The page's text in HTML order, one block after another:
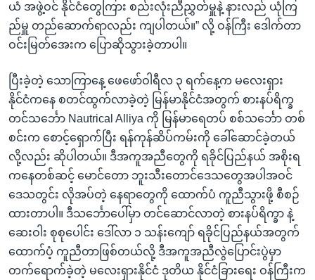
ယံ အဖွဲ့ဝင် နိုင်ငံတွေကြား စည်းလုံးညီညွှတ်မှူနဲ့ နားလည် ယုံကြ
ည်မှူ တည်ဆောက်ရာလည်း ကျပါတယ်။” လို့ ဝန်ကြီး ဒေါက်တာ
ဝင်းမြတ်အေးက ပြောဆိုသွားခဲ့တာပါ။
ပြီးခဲ့တဲ့ သောကြာနေ့ ဖေဖော်ဝါရီလ ၃ ရက်နေ့က မလေးရှား
နိုင်ငံကနေ စတင်ထွက်လာခဲ့တဲ့ မြန်မာနိုင်ငံအတွက် စားနပ်ရိက္ခ
တင်သင်္ဘော Nautrical Alliya ကို မြန်မာရေတပ် စစ်သင်္ဘော တစ်
စင်းက စောင့်ရှောက်ပြီး ရန်ကုန်ဆိပ်ကမ်းကို ခေါ်ဆောင်ခဲ့တယ်
လို့လည်း ဆိုပါတယ်။ ဒီအကူအညီတွေကို ရခိုင်ပြည်နယ် အစိုးရ
ကနေတစ်ဆင့် မောင်တော ဘူးသီးတောင်ဒေသတွေအပါအဝင်
ဒေသတွင်း လိုအပ်တဲ့ နေရာတွေကို ထောက်ပံ ကူညီသွားဖို့ စီစဉ်
ထားတာပါ။ ဒီသင်္ဘောပေါ်မှာ တင်ဆောင်လာတဲ့ စားနပ်ရိက္ခာ နဲ့
ဆေးဝါး စုစုပေါင်း ဒေါ်လာ ၁ သန်းကျော် ရခိုင်ပြည်နယ်အတွက်
ထောက်ပံ့ ကူညီတာဖြစ်တယ်လို့ ဒီအကူအညီလွဲပြောင်းပွဲမှာ
တက်ရောက်ခဲ့တဲ့ မလေးရှားနိုင်ငံ ဒုတိယ နိုင်ငံခြားရေး ဝန်ကြီးက